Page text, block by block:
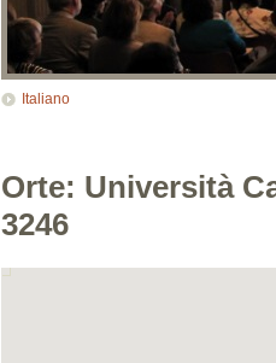
Italiano
Orte: Università
3246